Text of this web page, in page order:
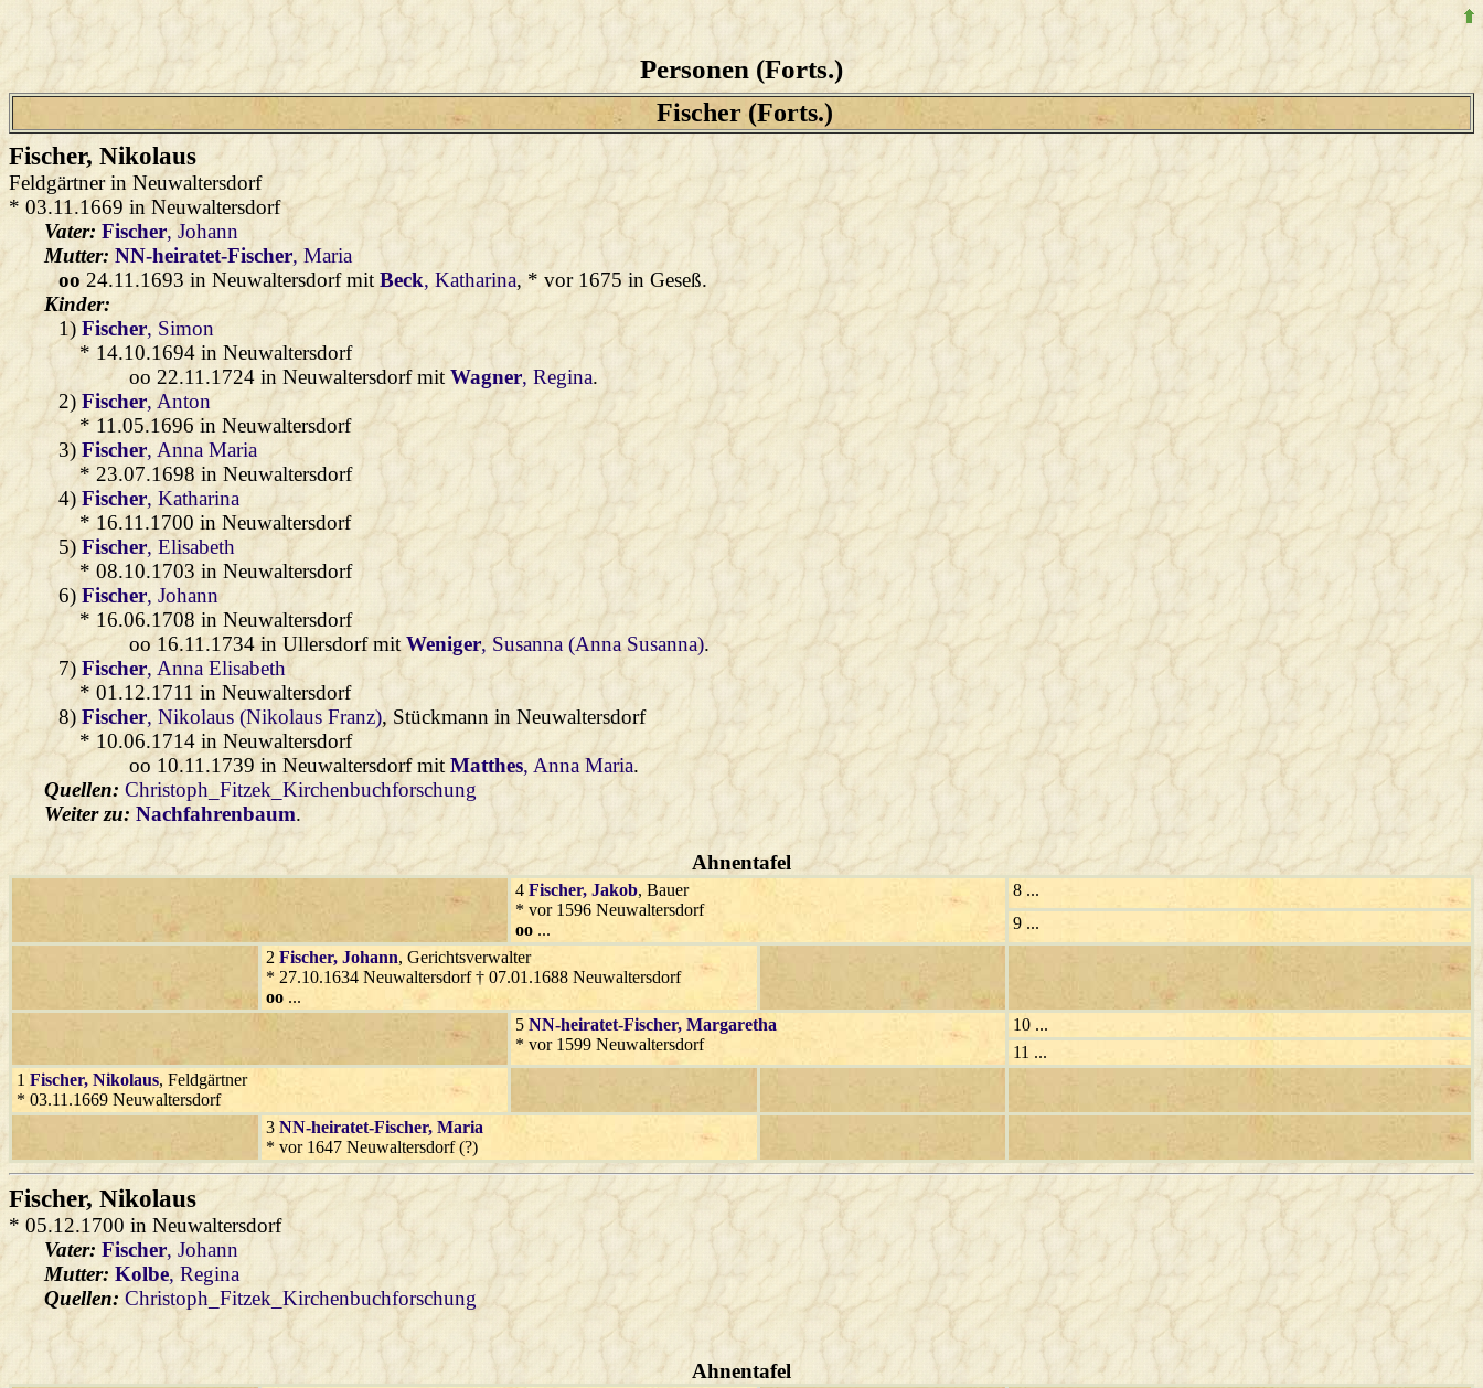
Personen (Forts.)
Fischer (Forts.)
Fischer, Nikolaus
Feldgärtner in Neuwaltersdorf
* 03.11.1669 in Neuwaltersdorf
Vater:Fischer, Johann
Mutter: NN-heiratet-Fischer, Maria
oo 24.11.1693 in Neuwaltersdorf mitBeck, Katharina, * vor 1675 in Geseß.
Kinder:
1)Fischer, Simon
* 14.10.1694 in Neuwaltersdorf
oo 22.11.1724 in Neuwaltersdorf mitWagner, Regina.
2)Fischer, Anton
* 11.05.1696 in Neuwaltersdorf
3)Fischer, Anna Maria
* 23.07.1698 in Neuwaltersdorf
4)Fischer, Katharina
* 16.11.1700 in Neuwaltersdorf
5)Fischer, Elisabeth
* 08.10.1703 in Neuwaltersdorf
6)Fischer, Johann
* 16.06.1708 in Neuwaltersdorf
oo 16.11.1734 in Ullersdorf mitWeniger, Susanna (Anna Susanna).
7)Fischer, Anna Elisabeth
* 01.12.1711 in Neuwaltersdorf
8)Fischer, Nikolaus (Nikolaus Franz), Stückmann in Neuwaltersdorf
* 10.06.1714 in Neuwaltersdorf
oo 10.11.1739 in Neuwaltersdorf mitMatthes, Anna Maria.
Quellen: Christoph_Fitzek_Kirchenbuchforschung
Weiter zu: Nachfahrenbaum.
Ahnentafel
4 Fischer, Jakob, Bauer
* vor 1596 Neuwaltersdorf
oo ...
8 ...
9 ...
2 Fischer, Johann, Gerichtsverwalter
* 27.10.1634 Neuwaltersdorf † 07.01.1688 Neuwaltersdorf
oo ...
5 NN-heiratet-Fischer, Margaretha
* vor 1599 Neuwaltersdorf
10 ...
11 ...
1 Fischer, Nikolaus, Feldgärtner
* 03.11.1669 Neuwaltersdorf
3 NN-heiratet-Fischer, Maria
* vor 1647 Neuwaltersdorf (?)
Fischer, Nikolaus
* 05.12.1700 in Neuwaltersdorf
Vater: Fischer, Johann
Mutter: Kolbe, Regina
Quellen: Christoph_Fitzek_Kirchenbuchforschung
Ahnentafel